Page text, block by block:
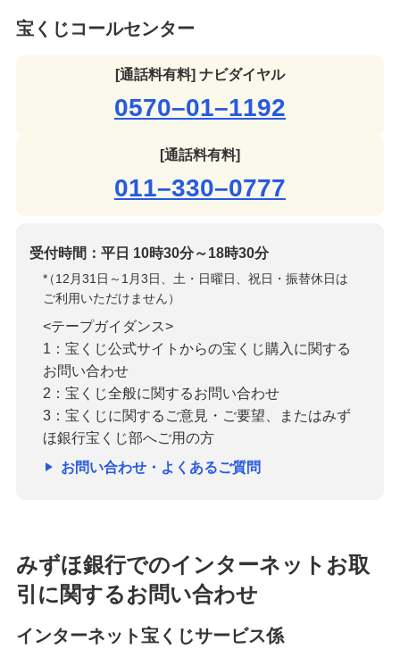
宝くじコールセンター
[通話料有料] ナビダイヤル
0570–01–1192
[通話料有料]
011–330–0777
受付時間：平日 10時30分～18時30分
*
（12月31日～1月3日、土・日曜日、祝日・振替休日は
ご利用いただけません）
<テープガイダンス>
1：宝くじ公式サイトからの宝くじ購入に関する
お問い合わせ
2：宝くじ全般に関するお問い合わせ
3：宝くじに関するご意見・ご要望、またはみず
ほ銀行宝くじ部へご用の方
お問い合わせ・よくあるご質問
みずほ銀行でのインターネットお取
引に関するお問い合わせ
インターネット宝くじサービス係